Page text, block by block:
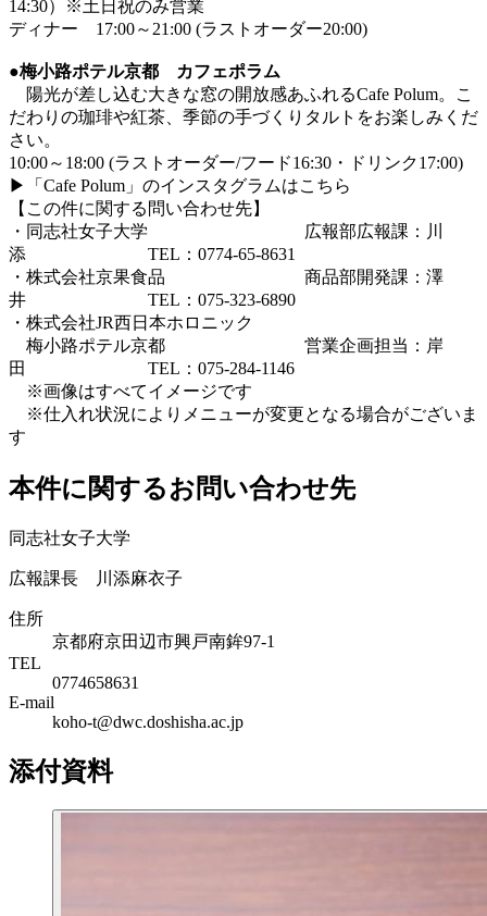
14:30）※土日祝のみ営業
ディナー 17:00～21:00 (ラストオーダー20:00)
●梅小路ポテル京都 カフェポラム
陽光が差し込む大きな窓の開放感あふれるCafe Polum。こ
だわりの珈琲や紅茶、季節の手づくりタルトをお楽しみくだ
さい。
10:00～18:00 (ラストオーダー/フード16:30・ドリンク17:00)
▶「Cafe Polum」のインスタグラムはこちら
【この件に関する問い合わせ先】
・同志社女子大学 広報部広報課：川
添 TEL：0774-65-8631
・株式会社京果食品 商品部開発課：澤
井 TEL：075-323-6890
・株式会社JR西日本ホロニック
梅小路ポテル京都 営業企画担当：岸
田 TEL：075-284-1146
※画像はすべてイメージです
※仕入れ状況によりメニューが変更となる場合がございま
す
本件に関するお問い合わせ先
同志社女子大学
広報課長 川添麻衣子
住所
京都府京田辺市興戸南鉾97-1
TEL
0774658631
E-mail
koho-t@dwc.doshisha.ac.jp
添付資料